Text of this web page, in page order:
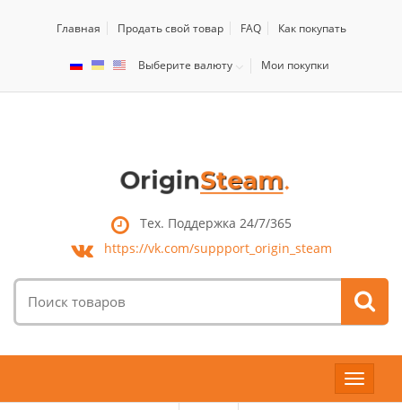
Главная Продать свой товар FAQ Как покупать
Выберите валюту Мои покупки
Тех. Поддержка 24/7/365
https://vk.com/suppport_origin_steam
товаров:
Toggle